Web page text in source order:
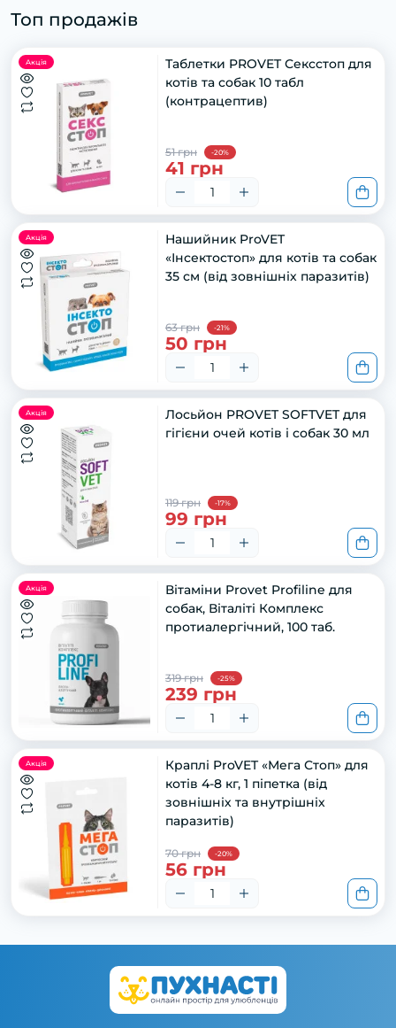
Топ продажів
Акція
Таблетки PROVET Сексстоп для
котів та собак 10 табл
(контрацептив)
51 грн -20%
41 грн
Акція
Нашийник ProVET
«Інсектостоп» для котів та собак
35 см (від зовнішніх паразитів)
63 грн -21%
50 грн
Акція
Лосьйон PROVET SOFTVET для
гігієни очей котів і собак 30 мл
119 грн -17%
99 грн
Акція
Вітаміни Provet Profiline для
собак, Віталіті Комплекс
протиалергічний, 100 таб.
319 грн -25%
239 грн
Акція
Краплі ProVET «Мега Стоп» для
котів 4-8 кг, 1 піпетка (від
зовнішніх та внутрішніх
паразитів)
70 грн -20%
56 грн